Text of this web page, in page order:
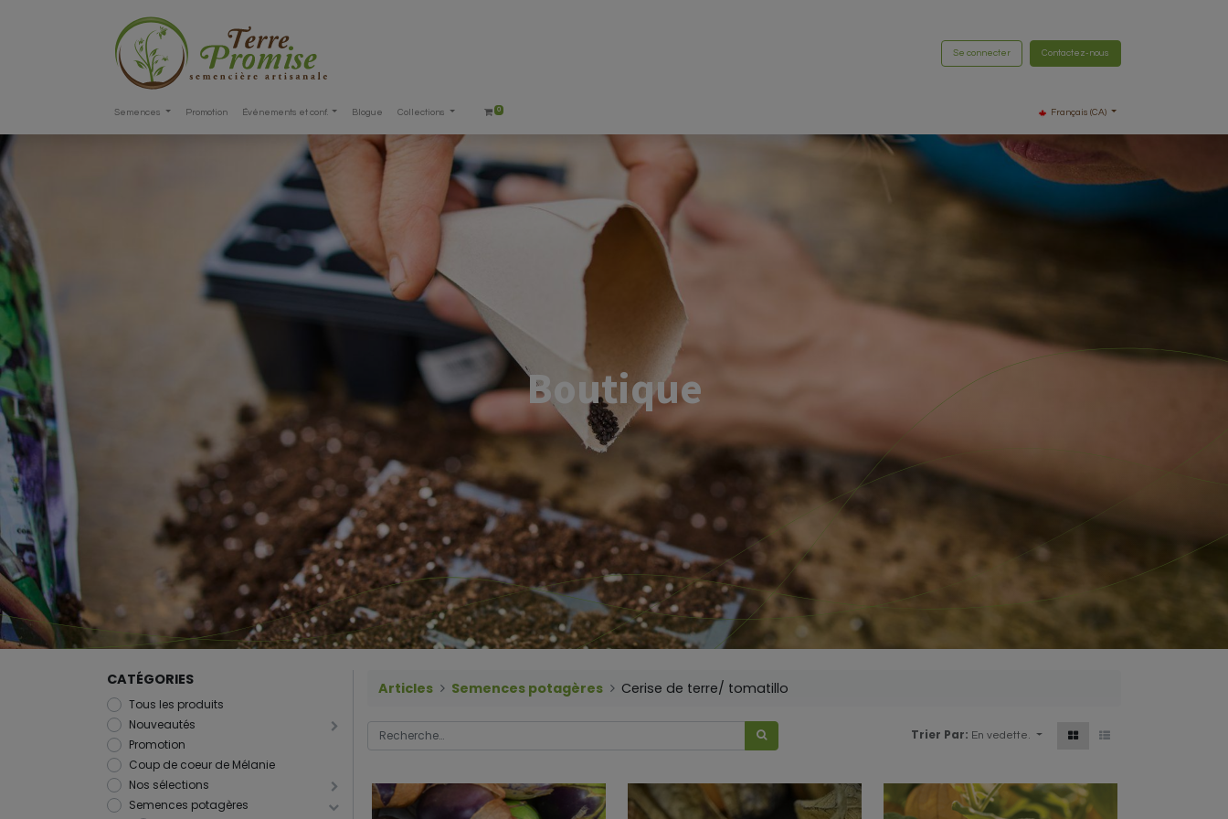
Se connecter Contactez-nous
Semences Promotion Événements et conf. Blogue Collections 0 Français (CA)
Boutique
CATÉGORIES
Tous les produits
Nouveautés
Promotion
Coup de coeur de Mélanie
Nos sélections
Semences potagères
Articles Semences potagères Cerise de terre/ tomatillo
Trier Par: En vedette.